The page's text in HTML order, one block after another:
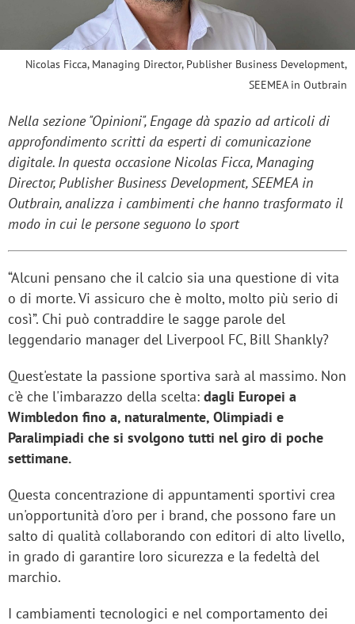
Nicolas Ficca, Managing Director, Publisher Business Development,
SEEMEA in Outbrain
Nella sezione "Opinioni", Engage dà spazio ad articoli di
approfondimento scritti da esperti di comunicazione
digitale. In questa occasione Nicolas Ficca, Managing
Director, Publisher Business Development, SEEMEA in
Outbrain, analizza i cambimenti che hanno trasformato il
modo in cui le persone seguono lo sport
“Alcuni pensano che il calcio sia una questione di vita
o di morte. Vi assicuro che è molto, molto più serio di
così”. Chi può contraddire le sagge parole del
leggendario manager del Liverpool FC, Bill Shankly?
Quest'estate la passione sportiva sarà al massimo. Non
c'è che l'imbarazzo della scelta: dagli Europei a
Wimbledon fino a, naturalmente, Olimpiadi e
Paralimpiadi che si svolgono tutti nel giro di poche
settimane.
Questa concentrazione di appuntamenti sportivi crea
un'opportunità d'oro per i brand, che possono fare un
salto di qualità collaborando con editori di alto livello,
in grado di garantire loro sicurezza e la fedeltà del
marchio.
I cambiamenti tecnologici e nel comportamento dei